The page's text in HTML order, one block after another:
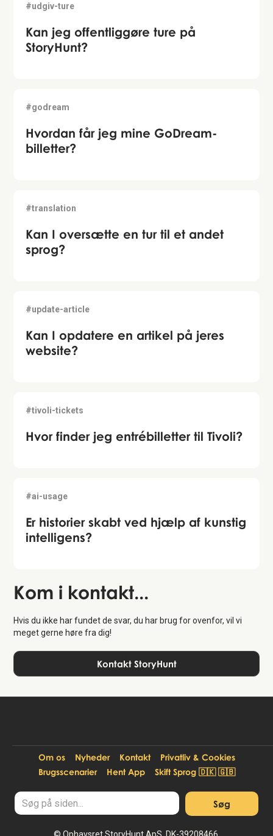
#udgiv-ture
Kan jeg offentliggøre ture på
StoryHunt?
#godream
Hvordan får jeg mine GoDream-
billetter?
#translation
Kan I oversætte en tur til et andet
sprog?
#update-article
Kan I opdatere en artikel på jeres
website?
#tivoli-tickets
Hvor finder jeg entrébilletter til Tivoli?
#ai-usage
Er historier skabt ved hjælp af kunstig
intelligens?
Kom i kontakt...
Hvis du ikke har fundet de svar, du har brug for ovenfor, vil vi
meget gerne høre fra dig!
Kontakt StoryHunt
Om os Nyheder Kontakt
Privatliv & Cookies
Brugsscenarier
Hent App Skift Sprog 🇩🇰 🇬🇧